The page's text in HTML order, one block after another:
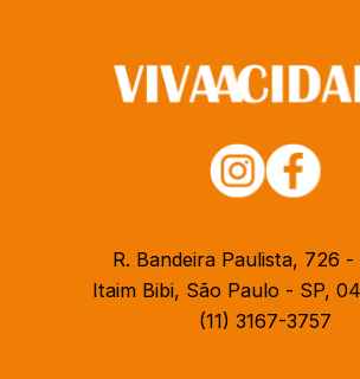
R. Bandeira Paulista, 726 -
Itaim Bibi, São Paulo - SP,
(11) 3167-3757